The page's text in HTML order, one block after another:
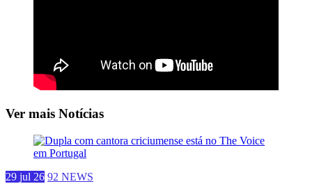
Ver mais Notícias
29 jul 26 92 NEWS